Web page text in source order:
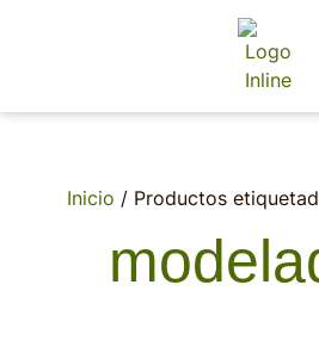
Inicio / Productos